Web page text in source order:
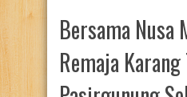
Bersama Nusa
Remaja